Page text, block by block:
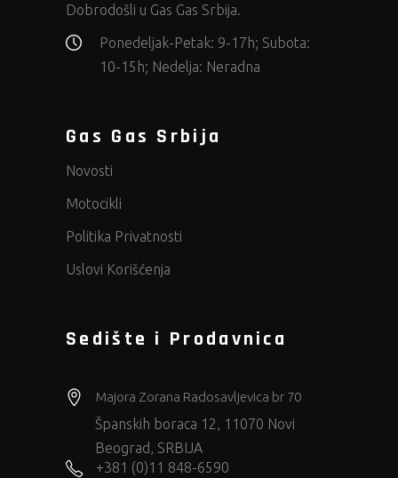
Dobrodošli u Gas Gas Srbija.
Ponedeljak-Petak: 9-17h; Subota:
10-15h; Nedelja: Neradna
Gas Gas Srbija
Novosti
Motocikli
Politika Privatnosti
Uslovi Korišćenja
Sedište i Prodavnica
Majora Zorana Radosavljevica br 70
Španskih boraca 12, 11070 Novi
Beograd, SRBIJA
+381 (0)11 848-6590